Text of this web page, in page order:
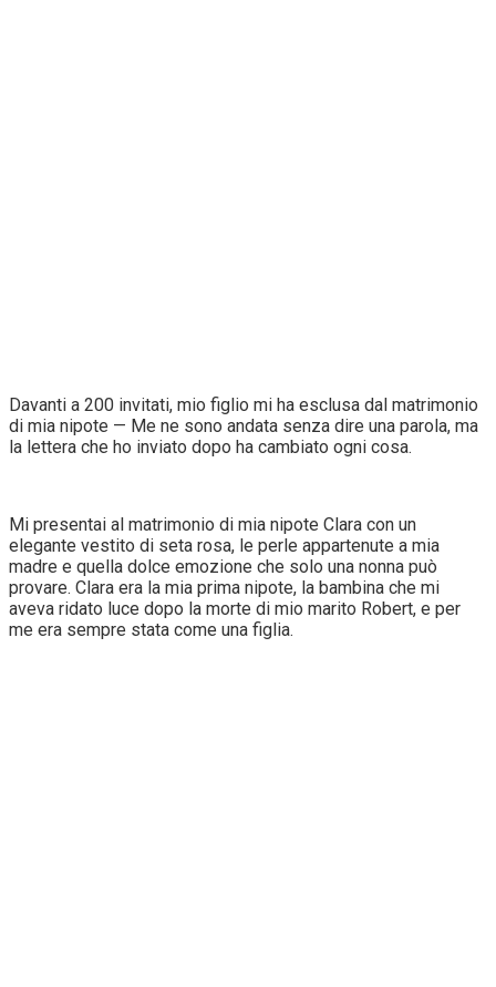
Davanti a 200 invitati, mio figlio mi ha esclusa dal matrimonio
di mia nipote — Me ne sono andata senza dire una parola, ma
la lettera che ho inviato dopo ha cambiato ogni cosa.
Mi presentai al matrimonio di mia nipote Clara con un
elegante vestito di seta rosa, le perle appartenute a mia
madre e quella dolce emozione che solo una nonna può
provare. Clara era la mia prima nipote, la bambina che mi
aveva ridato luce dopo la morte di mio marito Robert, e per
me era sempre stata come una figlia.